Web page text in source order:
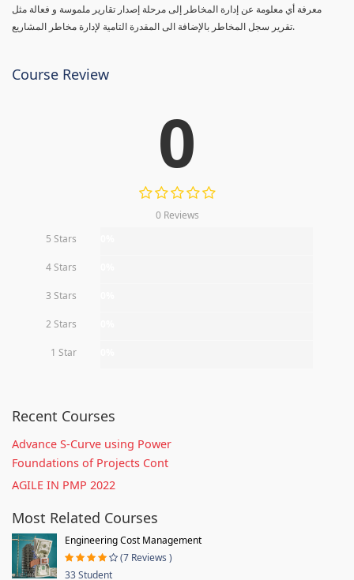
معرفة أي معلومة عن إدارة المخاطر إلى مرحلة إصدار تقارير ملموسة و فعالة مثل
تقرير سجل المخاطر بالإضافة الى المقدرة التامية لإدارة مخاطر المشاريع.
Course Review
0
0 Reviews
5 Stars
4 Stars
3 Stars
2 Stars
1 Star
Recent Courses
Advance S-Curve using Power
Foundations of Projects Cont
AGILE IN PMP 2022
Most Related Courses
Engineering Cost Management
(7 Reviews )
33 Student